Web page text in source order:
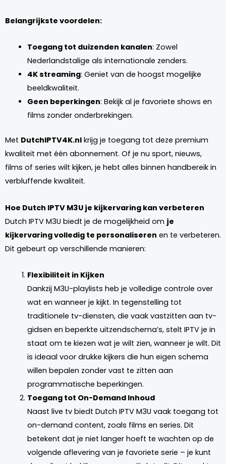
Belangrijkste voordelen:
Toegang tot duizenden kanalen: Zowel
Nederlandstalige als internationale zenders.
4K streaming: Geniet van de hoogst mogelijke
beeldkwaliteit.
Geen beperkingen: Bekijk al je favoriete shows en
films zonder onderbrekingen.
Met DutchIPTV4K.nl krijg je toegang tot deze premium
kwaliteit met één abonnement. Of je nu sport, nieuws,
films of series wilt kijken, je hebt alles binnen handbereik in
verbluffende kwaliteit.
Hoe Dutch IPTV M3U je kijkervaring kan verbeteren
Dutch IPTV M3U biedt je de mogelijkheid om je
kijkervaring volledig te personaliseren en te verbeteren.
Dit gebeurt op verschillende manieren:
Flexibiliteit in Kijken
Dankzij M3U-playlists heb je volledige controle over
wat en wanneer je kijkt. In tegenstelling tot
traditionele tv-diensten, die vaak vastzitten aan tv-
gidsen en beperkte uitzendschema’s, stelt IPTV je in
staat om te kiezen wat je wilt zien, wanneer je wilt. Dit
is ideaal voor drukke kijkers die hun eigen schema
willen bepalen zonder vast te zitten aan
programmatische beperkingen.
Toegang tot On-Demand Inhoud
Naast live tv biedt Dutch IPTV M3U vaak toegang tot
on-demand content, zoals films en series. Dit
betekent dat je niet langer hoeft te wachten op de
volgende aflevering van je favoriete serie – je kunt